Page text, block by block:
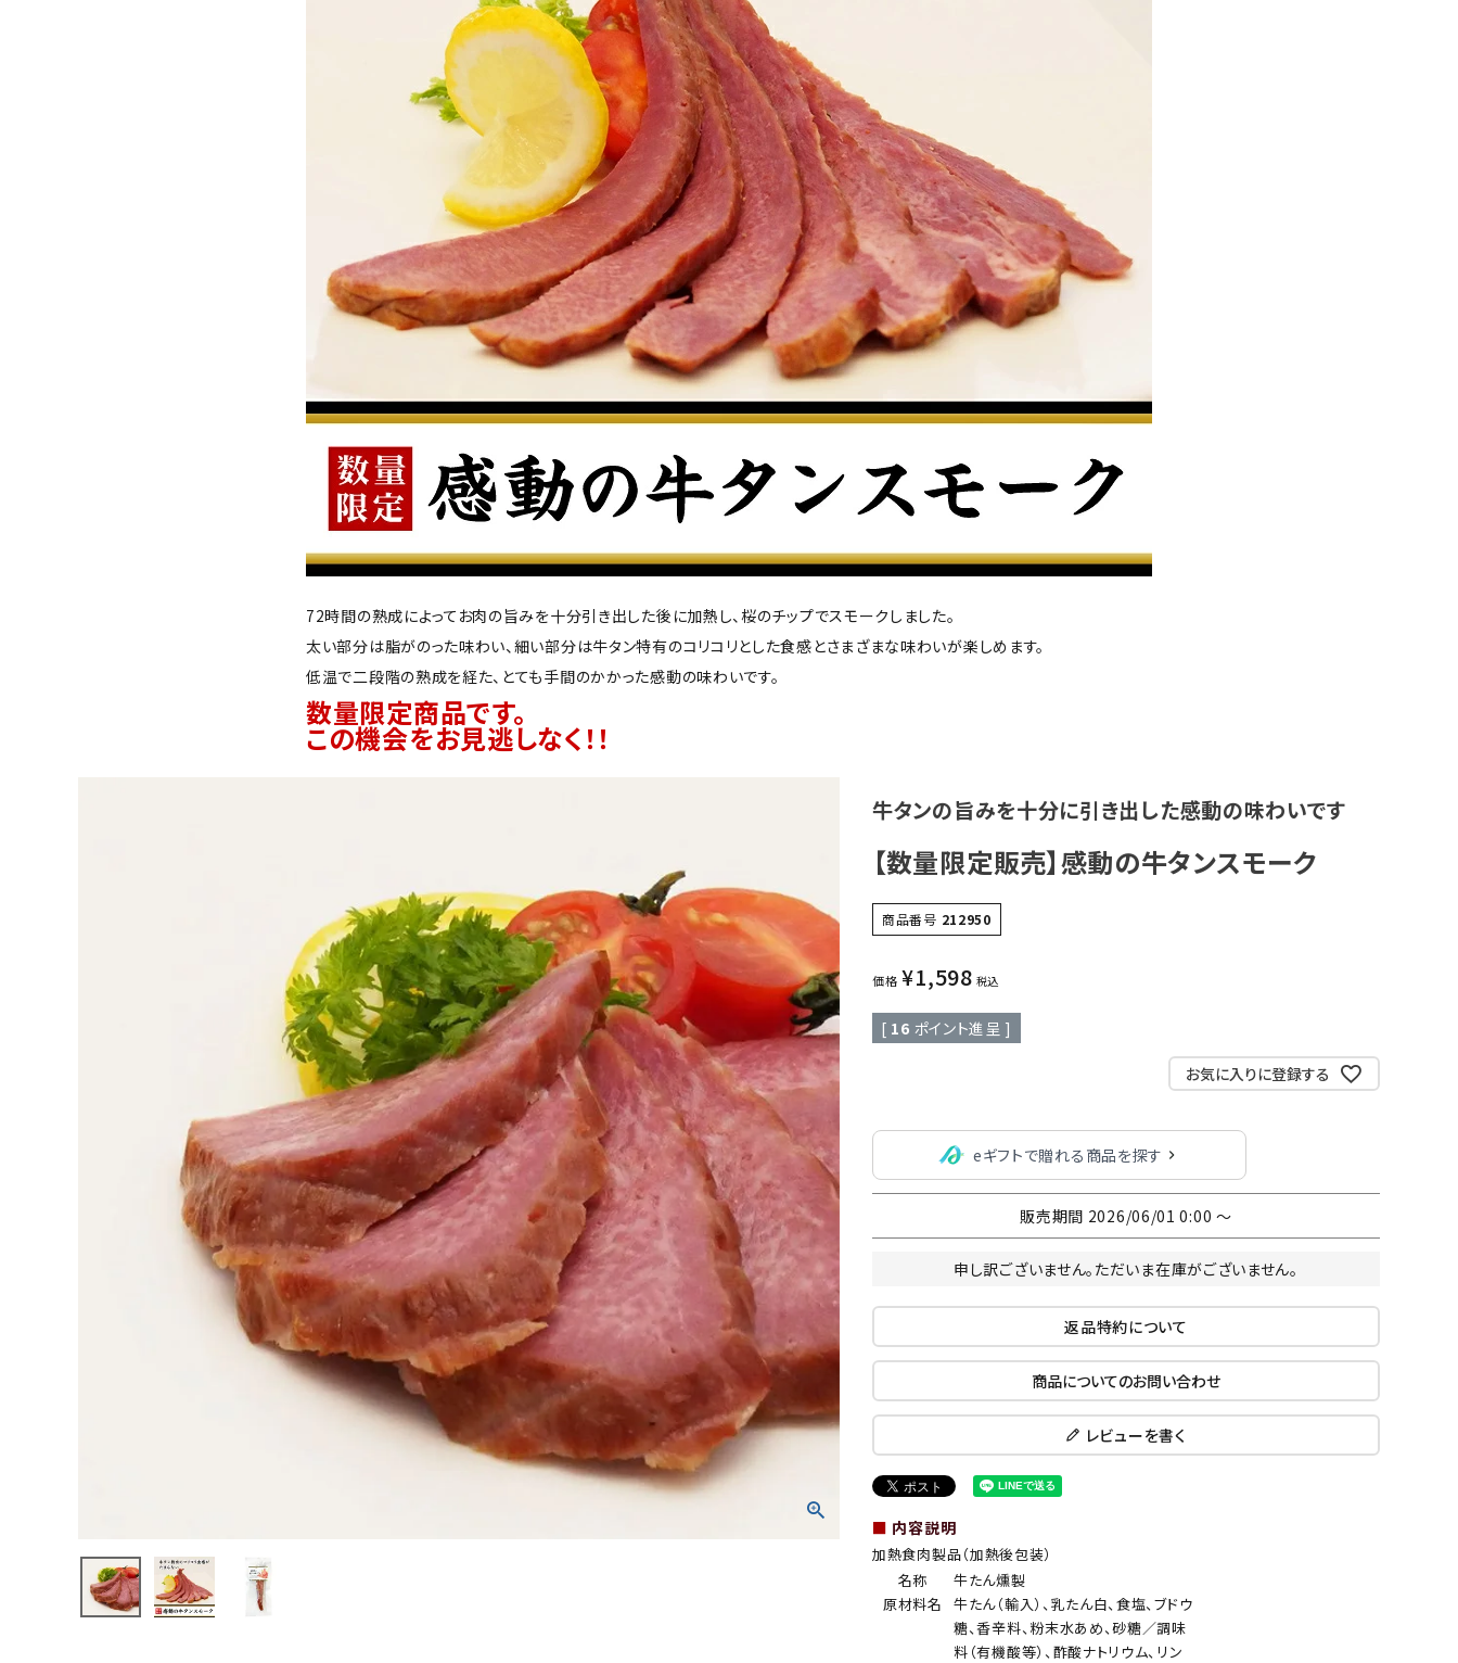
72時間の熟成によってお肉の旨みを十分引き出した後に加熱し、桜のチップでスモークしました。
太い部分は脂がのった味わい、細い部分は牛タン特有のコリコリとした食感とさまざまな味わいが楽しめます。
低温で二段階の熟成を経た、とても手間のかかった感動の味わいです。
数量限定商品です。
この機会をお見逃しなく！！
牛タンの旨みを十分に引き出した感動の味わいです
【数量限定販売】感動の牛タンスモーク
商品番号 212950
価格 ¥1,598 税込
[ 16 ポイント進呈 ]
お気に入りに登録する
eギフトで贈れる商品を探す
販売期間 2026/06/01 0:00 〜
申し訳ございません。ただいま在庫がございません。
返品特約について
商品についてのお問い合わせ
レビューを書く
■ 内容説明
加熱食肉製品（加熱後包装）
名称
牛たん燻製
原材料名
牛たん（輸入）、乳たん白、食塩、ブドウ
糖、香辛料、粉末水あめ、砂糖／調味
料（有機酸等）、酢酸ナトリウム、リン